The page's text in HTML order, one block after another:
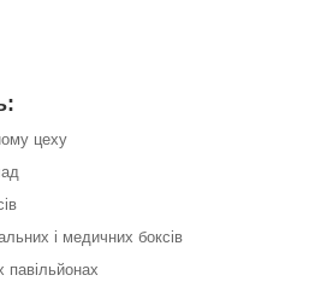
цеху
і медичних боксів
павільйонах